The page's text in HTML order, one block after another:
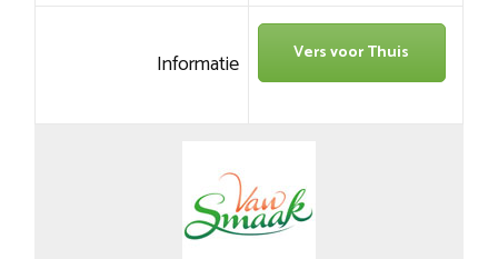
Informatie Vers voor Thuis